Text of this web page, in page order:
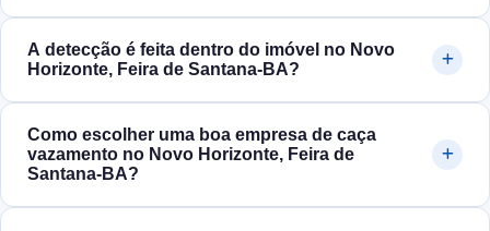
A detecção é feita dentro do imóvel no Novo
Horizonte, Feira de Santana‑BA?
Como escolher uma boa empresa de caça
vazamento no Novo Horizonte, Feira de
Santana‑BA?